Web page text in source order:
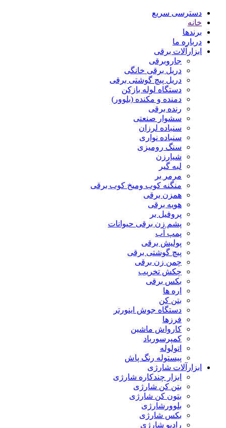
دسترسی سریع
خانه
برندها
درباره ما
ابزارآلات برقی
جاروبرقی
دریل برقی خانگی
دریل پیچ گوشتی برقی
دستگاه لوله بازکن
دمنده و مکنده (بلوور)
رنده برقی
سشوار صنعتی
سنباده لرزان
سنباده نواری
سنگ رومیزی
شیارزن
لبه گیر
مرمر بر
منگنه کوب ومیخ کوب برقی
همزن برقی
هویه برقی
پروفیل بر
پشم زن برقی حیوانات
پمپ آب
پولیش برقی
پیچ گوشتی برقی
چمن زن برقی
چکش تخریب
بکس برقی
اره ها
بتن کن
دستگاه جوش اینورتر
فرزها
کارواش ماشین
کمپرسورباد
اتولوله
پیستوله رنگ پاش
ابزارآلات شارژی
ابزار چندکاره شارژی
بتن کن شارژی
بتون کن شارژی
بلوورشارژی
بکس شارژی
رادیو شارژی